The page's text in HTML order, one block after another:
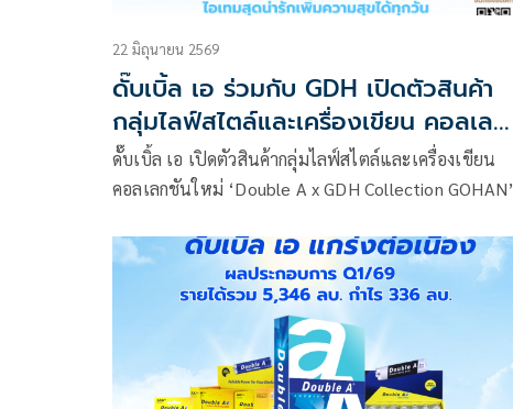
22 มิถุนายน 2569
ดั๊บเบิ้ล เอ ร่วมกับ GDH เปิดตัวสินค้า
กลุ่มไลฟ์สไตล์และเครื่องเขียน คอลเลก
ชันพิเศษ “GOHAN”
ดั๊บเบิ้ล เอ เปิดตัวสินค้ากลุ่มไลฟ์สไตล์และเครื่องเขียน
คอลเลกชันใหม่ ‘Double A x GDH Collection GOHAN’